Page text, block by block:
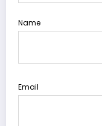
Name
Email